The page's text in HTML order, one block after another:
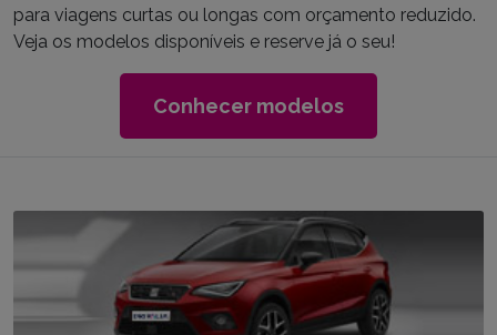
para viagens curtas ou longas com orçamento reduzido.
Veja os modelos disponíveis e reserve já o seu!
Conhecer modelos